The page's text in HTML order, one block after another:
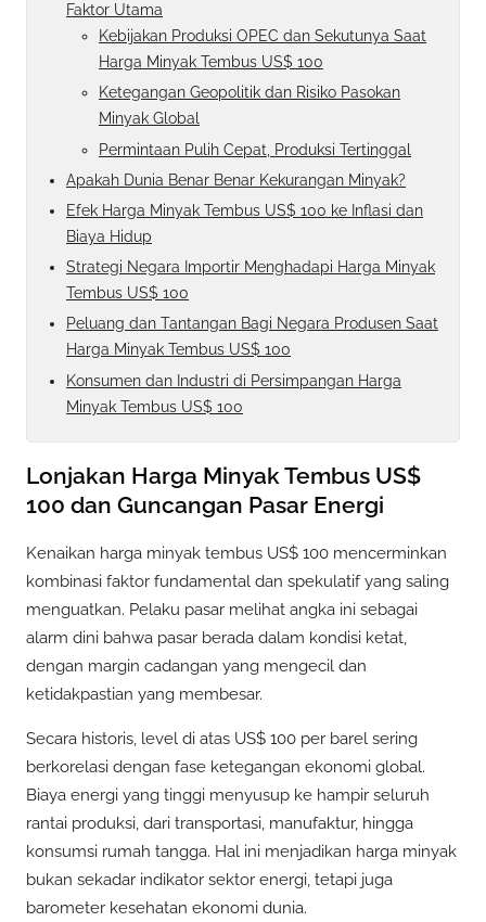
Faktor Utama
Kebijakan Produksi OPEC dan Sekutunya Saat
Harga Minyak Tembus US$ 100
Ketegangan Geopolitik dan Risiko Pasokan
Minyak Global
Permintaan Pulih Cepat, Produksi Tertinggal
Apakah Dunia Benar Benar Kekurangan Minyak?
Efek Harga Minyak Tembus US$ 100 ke Inflasi dan
Biaya Hidup
Strategi Negara Importir Menghadapi Harga Minyak
Tembus US$ 100
Peluang dan Tantangan Bagi Negara Produsen Saat
Harga Minyak Tembus US$ 100
Konsumen dan Industri di Persimpangan Harga
Minyak Tembus US$ 100
Lonjakan Harga Minyak Tembus US$
100 dan Guncangan Pasar Energi
Kenaikan harga minyak tembus US$ 100 mencerminkan
kombinasi faktor fundamental dan spekulatif yang saling
menguatkan. Pelaku pasar melihat angka ini sebagai
alarm dini bahwa pasar berada dalam kondisi ketat,
dengan margin cadangan yang mengecil dan
ketidakpastian yang membesar.
Secara historis, level di atas US$ 100 per barel sering
berkorelasi dengan fase ketegangan ekonomi global.
Biaya energi yang tinggi menyusup ke hampir seluruh
rantai produksi, dari transportasi, manufaktur, hingga
konsumsi rumah tangga. Hal ini menjadikan harga minyak
bukan sekadar indikator sektor energi, tetapi juga
barometer kesehatan ekonomi dunia.